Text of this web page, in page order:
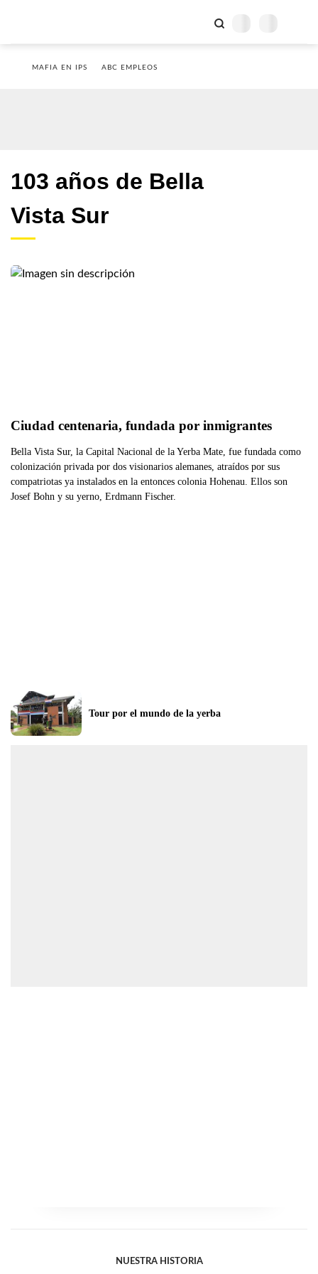
MAFIA EN IPS ABC EMPLEOS
103 años de Bella
Vista Sur
Ciudad centenaria, fundada por inmigrantes
Bella Vista Sur, la Capital Nacional de la Yerba Mate, fue fundada como
colonización privada por dos visionarios alemanes, atraídos por sus
compatriotas ya instalados en la entonces colonia Hohenau. Ellos son
Josef Bohn y su yerno, Erdmann Fischer.
Tour por el mundo de la yerba
NUESTRA HISTORIA